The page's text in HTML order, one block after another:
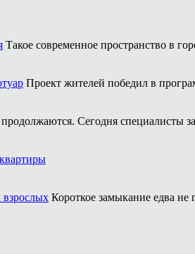
Такое современное пространство в
Проект жителей победил в
Сегодня специалисты
Короткое замыкание едва не